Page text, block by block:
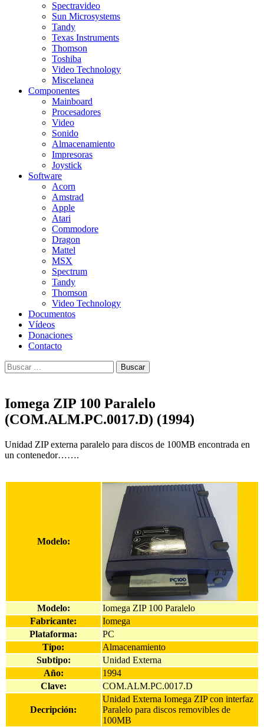
Spectravideo
Sun Microsystems
Tandy
Texas Instruments
Thomson
Toshiba
Video Technology
Miscelanea
Componentes
Mainboard
Procesadores
Video
Sonido
Almacenamiento
Impresoras
Joystick
Software
Acorn
Amstrad
Apple
Atari
Commodore
Dragon
Mattel
MSX
Spectrum
Tandy
Thomson
Video Technology
Documentos
Vídeos
Donaciones
Contacto
Buscar:
Iomega ZIP 100 Paralelo
(COM.ALM.PC.0017.D) (1994)
Unidad ZIP externa paralelo para discos de 100MB encontrada en
un contenedor…….
Modelo:
Modelo:
Iomega ZIP 100 Paralelo
Fabricante:
Iomega
Plataforma:
PC
Tipo:
Almacenamiento
Subtipo:
Unidad Externa
Año:
1994
Clave:
COM.ALM.PC.0017.D
Decripción:
Unidad Externa Iomega ZIP con interfaz
Paralelo para discos removibles de
100MB